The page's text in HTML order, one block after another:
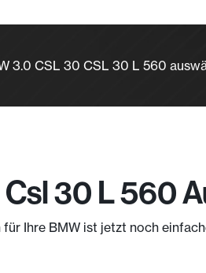
3.0 CSL 30 CSL 30 L 560
30 L 560
Ihre BMW ist jetzt noch